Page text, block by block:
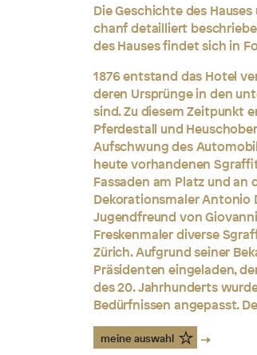
Die Geschichte des
chanf detailliert
des Hauses findet sich in
1876 entstand das Hotel
deren Ursprünge in den
sind. Zu diesem Zeitpunkt
Pferdestall und
Aufschwung des
heute vorhandenen
Fassaden am Platz und
Dekorationsmaler Antonio
Jugendfreund von
Freskenmaler diverse
Zürich. Aufgrund seiner
Präsidenten eingeladen,
des 20. Jahrhunderts
Bedürfnissen angepasst.
meine auswahl